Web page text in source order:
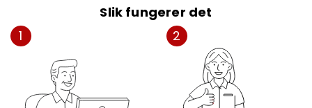
Slik fungerer det
1
2